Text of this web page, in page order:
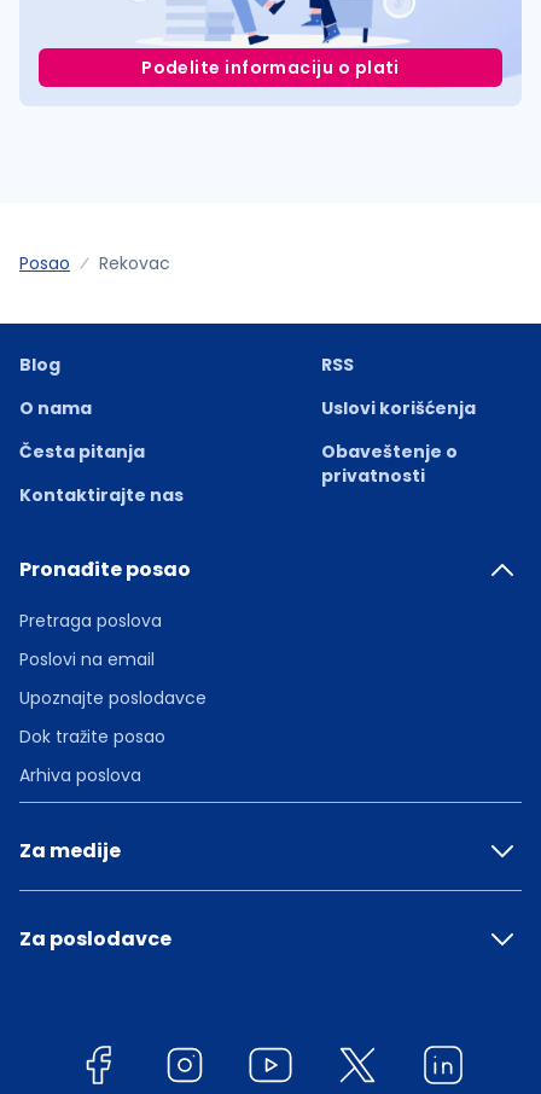
Podelite informaciju o plati
Posao Rekovac
Blog
O nama
Česta pitanja
Kontaktirajte nas
RSS
Uslovi korišćenja
Obaveštenje o
privatnosti
Pronađite posao
Pretraga poslova
Poslovi na email
Upoznajte poslodavce
Dok tražite posao
Arhiva poslova
Za medije
Za poslodavce